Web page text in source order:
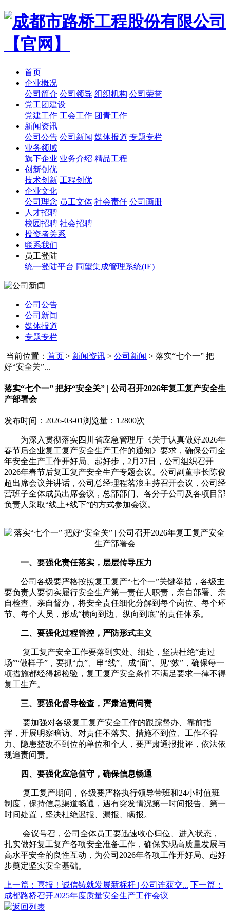
首页
企业概况
公司简介 公司领导 组织机构 公司荣誉
党工团建设
党建工作 工会工作 团青工作
新闻资讯
公司公告 公司新闻 媒体报道 专题专栏
业务领域
旗下企业 业务介绍 精品工程
创新创优
技术创新 工程创优
企业文化
公司理念 员工文体 社会责任 公司画册
人才招聘
校园招聘 社会招聘
投资者关系
联系我们
员工登陆
统一登陆平台 同望集成管理系统(IE)
公司公告
公司新闻
媒体报道
专题专栏
当前位置： 首页 > 新闻资讯 > 公司新闻 > 落实“七个一” 把
好“安全关”...
落实“七个一” 把好“安全关” | 公司召开2026年复工复产安全生
产部署会
发布时间：2026-03-01浏览量：12800次
为深入贯彻落实四川省应急管理厅《关于认真做好2026年
春节后企业复工复产安全生产工作的通知》要求，确保公司全
年安全生产工作开好局、起好步，2月27日，公司组织召开
2026年春节后复工复产安全生产专题会议。公司副董事长陈俊
超出席会议并讲话，公司总经理程茗浪主持召开会议，公司经
营班子全体成员出席会议，总部部门、各分子公司及各项目部
负责人采取“线上+线下”的方式参加会议。
一、要强化责任落实，层层传导压力
公司各级要严格按照复工复产“七个一”关键举措，各级主
要负责人要切实履行安全生产第一责任人职责，亲自部署、亲
自检查、亲自督办，将安全责任细化分解到每个岗位、每个环
节、每个人员，形成“横向到边、纵向到底”的责任体系。
二、要强化过程管控，严防形式主义
复工复产安全工作要落到实处、细处，坚决杜绝“走过
场”“做样子”，要抓“点”、串“线”、成“面”、见“效”，确保每一
项措施都经得起检验，复工复产安全条件不满足要求一律不得
复工生产。
三、要强化督导检查，严肃追责问责
要加强对各级复工复产安全工作的跟踪督办、靠前指
挥，开展明察暗访。对责任不落实、措施不到位、工作不得
力、隐患整改不到位的单位和个人，要严肃通报批评，依法依
规追责问责。
四、要强化应急值守，确保信息畅通
复工复产期间，各级要严格执行领导带班和24小时值班
制度，保持信息渠道畅通，遇有突发情况第一时间报告、第一
时间处置，坚决杜绝迟报、漏报、瞒报。
会议号召，公司全体员工要迅速收心归位、进入状态，
扎实做好复工复产各项安全准备工作，确保实现高质量发展与
高水平安全的良性互动，为公司2026年各项工作开好局、起好
步奠定坚实安全基础。
上一篇：喜报！诚信铸就发展新标杆 | 公司连获交... 下一篇：
成都路桥召开2025年度质量安全生产工作会议
返回列表